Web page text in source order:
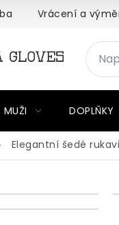
Vrácení a
MUŽI DOPLŇKY
Elegantní šedé